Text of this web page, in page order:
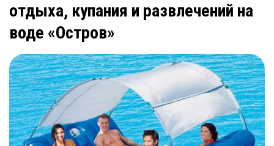
отдыха, купания и развлечений на
воде «Остров»